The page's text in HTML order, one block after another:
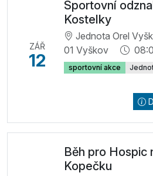
ZÁŘ
12
Sportovní
Kostelky
Jednota Orel
01 Vyškov
sportovní akce
Běh pro Hospic
Kopečku